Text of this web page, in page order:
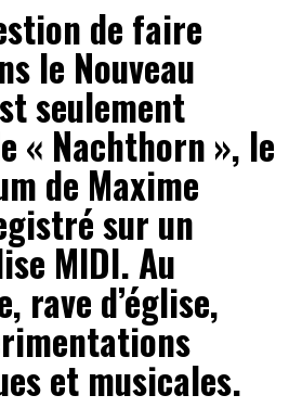
de faire
le Nouveau
seulement
« Nachthorn », le
de Maxime
sur un
MIDI. Au
rave d’église,
et musicales.